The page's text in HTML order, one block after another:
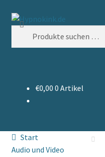
Zur
Navigation
Zum
Inhalt
Suchen
Suchen
mp3-Sofort-Download
Hypnose-Info
€0,00 0 Artikel
Start
Audio und Video